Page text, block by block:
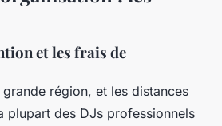
et les frais de
grande région, et les distances
plupart des DJs professionnels